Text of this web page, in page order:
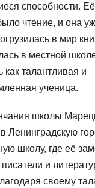
способности.
чтение, и она
в мир
в местной
как талантливая и
ученица.
школы
Ленинградскую
школу, где её
и
своему